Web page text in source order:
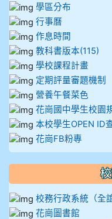
學區分布
行事曆
作息時間
教科書版本(115)
學校課程計畫
定期評量審題機制
營養午餐菜色
花崗國中學生校園
本校學生OPEN ID
花崗FB粉專
校務行政系統（全誼
花崗圖書館